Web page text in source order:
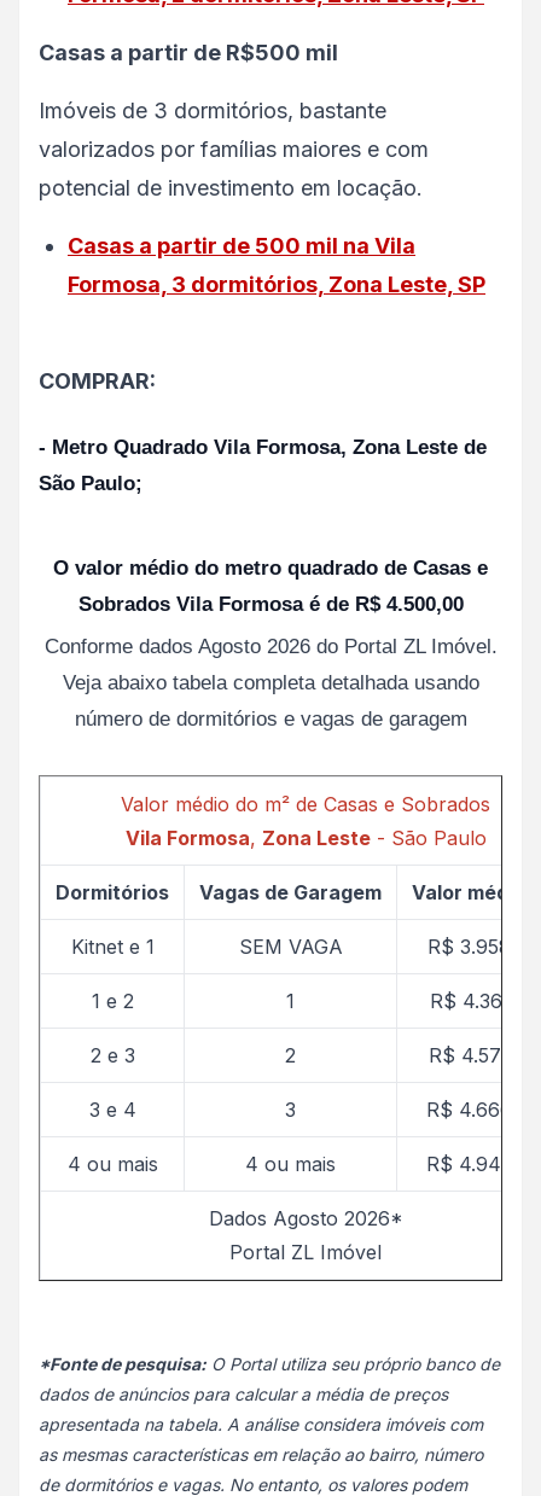
Casas a partir de R$500 mil
Imóveis de 3 dormitórios, bastante
valorizados por famílias maiores e com
potencial de investimento em locação.
Casas a partir de 500 mil na Vila
Formosa, 3 dormitórios, Zona Leste, SP
COMPRAR:
- Metro Quadrado Vila Formosa, Zona Leste de
São Paulo;
O valor médio do metro quadrado de Casas e
Sobrados Vila Formosa é de R$ 4.500,00
Conforme dados Agosto 2026 do Portal ZL Imóvel.
Veja abaixo tabela completa detalhada usando
número de dormitórios e vagas de garagem
Valor médio do m² de Casas e Sobrados
Vila Formosa, Zona Leste- São Paulo
Dormitórios Vagas de Garagem Valor médio
Kitnet e 1 SEM VAGA R$ 3.958,68
1 e 2 1 R$ 4.366,10
2 e 3 2 R$ 4.576,32
3 e 4 3 R$ 4.666,96
4 ou mais 4 ou mais R$ 4.945,79
Dados Agosto 2026*
Portal ZL Imóvel
*Fonte de pesquisa: O Portal utiliza seu próprio banco de
dados de anúncios para calcular a média de preços
apresentada na tabela. A análise considera imóveis com
as mesmas características em relação ao bairro, número
de dormitórios e vagas. No entanto, os valores podem